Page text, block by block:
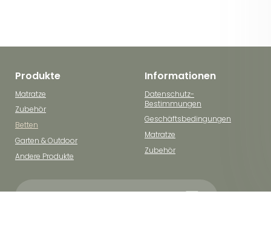
Produkte
Matratze
Zubehör
Betten
Garten & Outdoor
Andere Produkte
Informationen
Datenschutz-
Bestimmungen
Geschäftsbedingungen
Matratze
Zubehör